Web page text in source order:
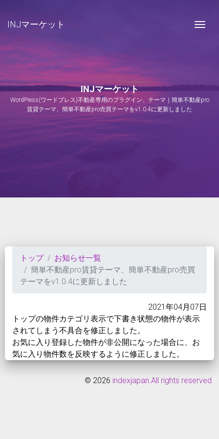
INJマーケット
INJマーケット
WordPress(ワードプレス)不動産専用のプラグイン、テーマ｜簡単不動産pro
賃貸テーマ、簡単不動産pro売買テーマをv1.0.4に更新しました
トップ
お知らせ一覧
簡単不動産pro賃貸テーマ、簡単不動産pro売買
テーマをv1.0.4に更新しました
2021年04月07日
トップの物件カテゴリ表示で下書き状態の物件が表示
されてしまう不具合を修正しました。
お気に入り登録した物件が非公開になった場合に、お
気に入り物件数を反映するように修正しました。
© 2026 indexjapan.All rights reserved